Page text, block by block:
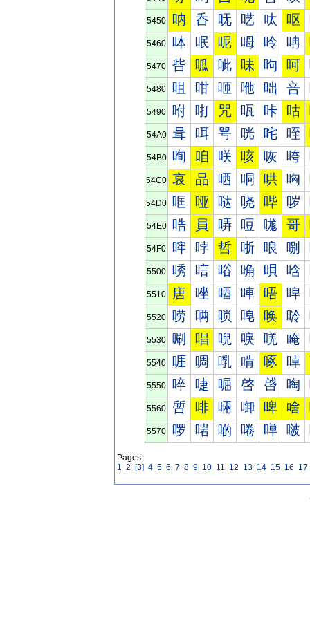
5450 呐 呑 呒 呓 呔 呕
5460 呠 呡 呢 呣 呤 呥
5470 呰 呱 呲 味 呴 呵
5480 咀 咁 咂 咃 咄 咅
5490 咐 咑 咒 咓 咔 咕
54A0 咠 咡 咢 咣 咤 咥
54B0 咰 咱 咲 咳 咴 咵
54C0 哀 品 哂 哃 哄 哅
54D0 哐 哑 哒 哓 哔 哕
54E0 哠 員 哢 哣 哤 哥
54F0 哰 哱 哲 哳 哴 哵
5500 唀 唁 唂 唃 唄 唅
5510 唐 唑 唒 唓 唔 唕
5520 唠 唡 唢 唣 唤 唥
5530 唰 唱 唲 唳 唴 唵
5540 啀 啁 啂 啃 啄 啅
5550 啐 啑 啒 啓 啔 啕
5560 啠 啡 啢 啣 啤 啥
5570 啰 啱 啲 啳 啴 啵
Pages:
1 2 [3] 4 5 6 7 8 9 10 11 12 13 14 15 16 17